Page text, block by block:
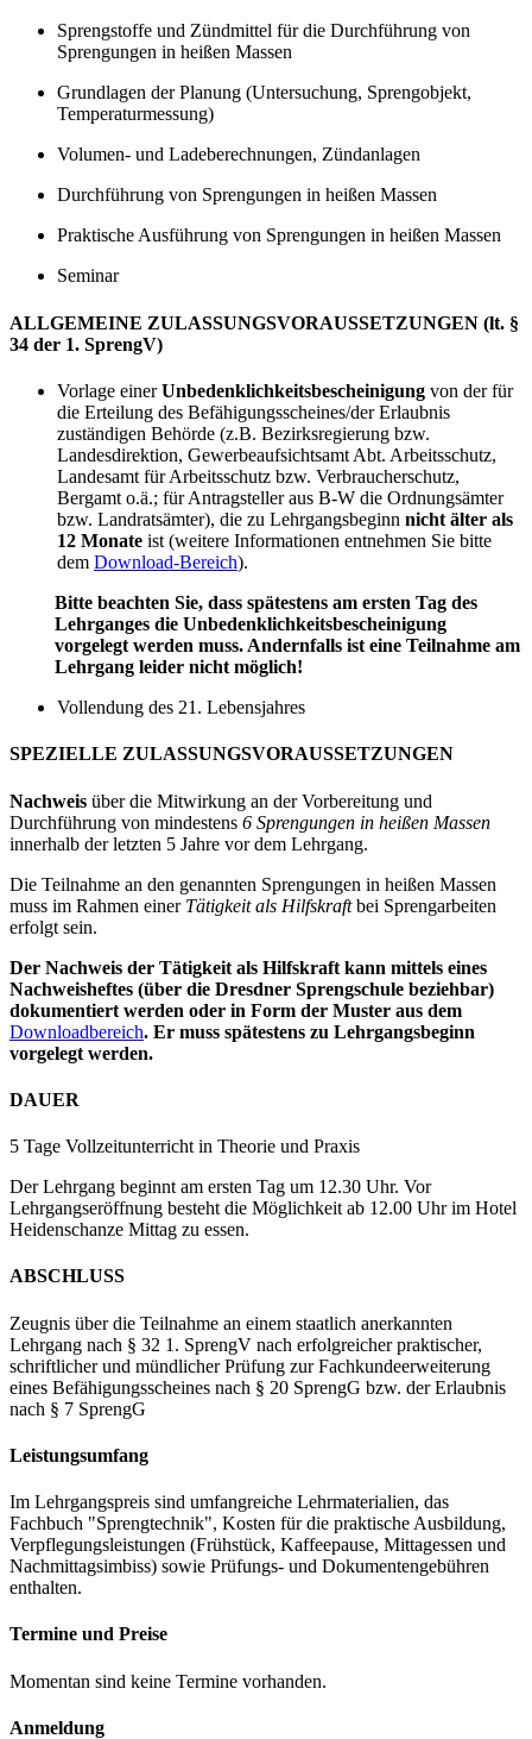
Sprengstoffe und Zündmittel für die Durchführung von
Sprengungen in heißen Massen
Grundlagen der Planung (Untersuchung, Sprengobjekt,
Temperaturmessung)
Volumen- und Ladeberechnungen, Zündanlagen
Durchführung von Sprengungen in heißen Massen
Praktische Ausführung von Sprengungen in heißen Massen
Seminar
ALLGEMEINE ZULASSUNGSVORAUSSETZUNGEN (lt. §
34 der 1. SprengV)
Vorlage einerUnbedenklichkeitsbescheinigung von der für
die Erteilung des Befähigungsscheines/der Erlaubnis
zuständigen Behörde (z.B. Bezirksregierung bzw.
Landesdirektion, Gewerbeaufsichtsamt Abt. Arbeitsschutz,
Landesamt für Arbeitsschutz bzw. Verbraucherschutz,
Bergamt o.ä.; für Antragsteller aus B-W die Ordnungsämter
bzw. Landratsämter), die zu Lehrgangsbeginn nicht älter als
12 Monate ist (weitere Informationen entnehmen Sie bitte
dem Download-Bereich).
Bitte beachten Sie, dass spätestens am ersten Tag des
Lehrganges die Unbedenklichkeitsbescheinigung
vorgelegt werden muss. Andernfalls ist eine Teilnahme am
Lehrgang leider nicht möglich!
Vollendung des 21. Lebensjahres
SPEZIELLE ZULASSUNGSVORAUSSETZUNGEN
Nachweis über die Mitwirkung an der Vorbereitung und
Durchführung von mindestens 6 Sprengungen in heißen Massen
innerhalb der letzten 5 Jahre vor dem Lehrgang.
Die Teilnahme an den genannten Sprengungen in heißen Massen
muss im Rahmen einer Tätigkeit als Hilfskraftbei Sprengarbeiten
erfolgt sein.
Der Nachweis der Tätigkeit als Hilfskraft kann mittels eines
Nachweisheftes (über die Dresdner Sprengschule beziehbar)
dokumentiert werden oder in Form der Muster aus dem
Downloadbereich. Er muss spätestens zu Lehrgangsbeginn
vorgelegt werden.
DAUER
5 Tage Vollzeitunterricht in Theorie und Praxis
Der Lehrgang beginnt am ersten Tag um 12.30 Uhr. Vor
Lehrgangseröffnung besteht die Möglichkeit ab 12.00 Uhr im Hotel
Heidenschanze Mittag zu essen.
ABSCHLUSS
Zeugnis über die Teilnahme an einem staatlich anerkannten
Lehrgang nach § 32 1. SprengV nach erfolgreicher praktischer,
schriftlicher und mündlicher Prüfung zur Fachkundeerweiterung
eines Befähigungsscheines nach § 20 SprengG bzw. der Erlaubnis
nach § 7 SprengG
Leistungsumfang
Im Lehrgangspreis sind umfangreiche Lehrmaterialien, das
Fachbuch "Sprengtechnik", Kosten für die praktische Ausbildung,
Verpflegungsleistungen (Frühstück, Kaffeepause, Mittagessen und
Nachmittagsimbiss) sowie Prüfungs- und Dokumentengebühren
enthalten.
Termine und Preise
Momentan sind keine Termine vorhanden.
Anmeldung